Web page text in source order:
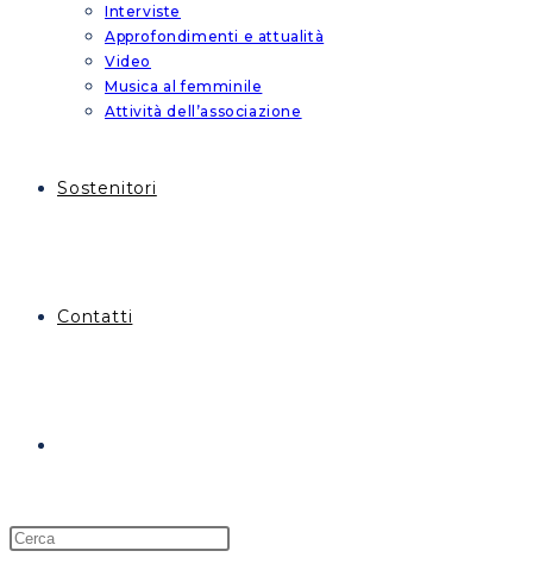
Interviste
Approfondimenti e attualità
Video
Musica al femminile
Attività dell’associazione
Sostenitori
Contatti